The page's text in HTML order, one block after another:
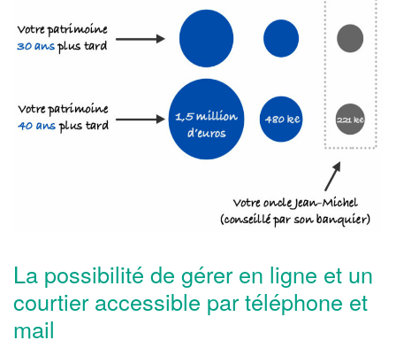
La possibilité de gérer en ligne et un
courtier accessible par téléphone et
mail